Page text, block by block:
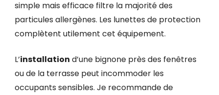
simple mais efficace filtre la majorité des
particules allergènes. Les lunettes de protection
complètent utilement cet équipement.
L’installation d’une bignone près des fenêtres
ou de la terrasse peut incommoder les
occupants sensibles. Je recommande de